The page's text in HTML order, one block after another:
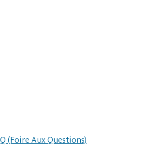
(Foire Aux Questions)